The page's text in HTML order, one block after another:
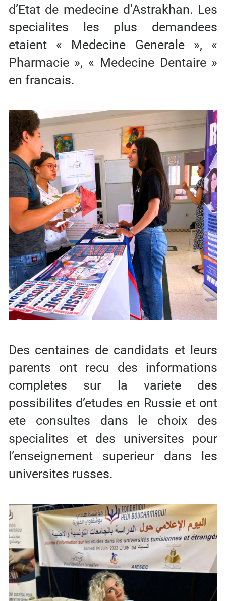
d’Etat de medecine d’Astrakhan. Les
specialites les plus demandees
etaient « Medecine Generale », «
Pharmacie », « Medecine Dentaire »
en francais.
Des centaines de candidats et leurs
parents ont recu des informations
completes sur la variete des
possibilites d’etudes en Russie et ont
ete consultes dans le choix des
specialites et des universites pour
l’enseignement superieur dans les
universites russes.